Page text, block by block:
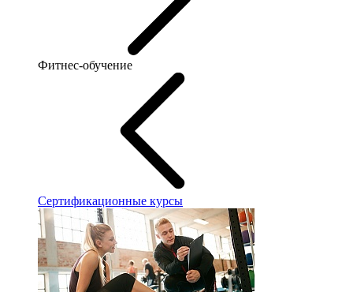
Фитнес-обучение
Сертификационные курсы